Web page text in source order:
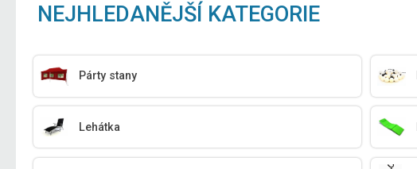
NEJHLEDANĚJŠÍ KATEGORIE
Párty stany
Lehátka